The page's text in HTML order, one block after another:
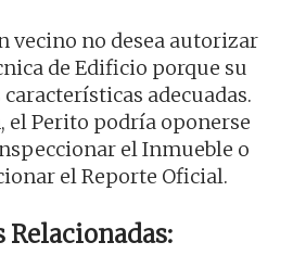
vecino no desea autorizar
de Edificio porque su
adecuadas.
el Perito podría oponerse
el Inmueble o
el Reporte Oficial.